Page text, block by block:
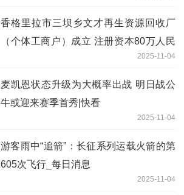
香格里拉市三坝乡文才再生资源回收厂
（个体工商户）成立 注册资本80万人民
2025-11-04
麦凯恩状态升级为大概率出战 明日战公
牛或迎来赛季首秀|快看
2025-11-04
游客雨中“追箭”：长征系列运载火箭的第
605次飞行_每日消息
2025-11-04